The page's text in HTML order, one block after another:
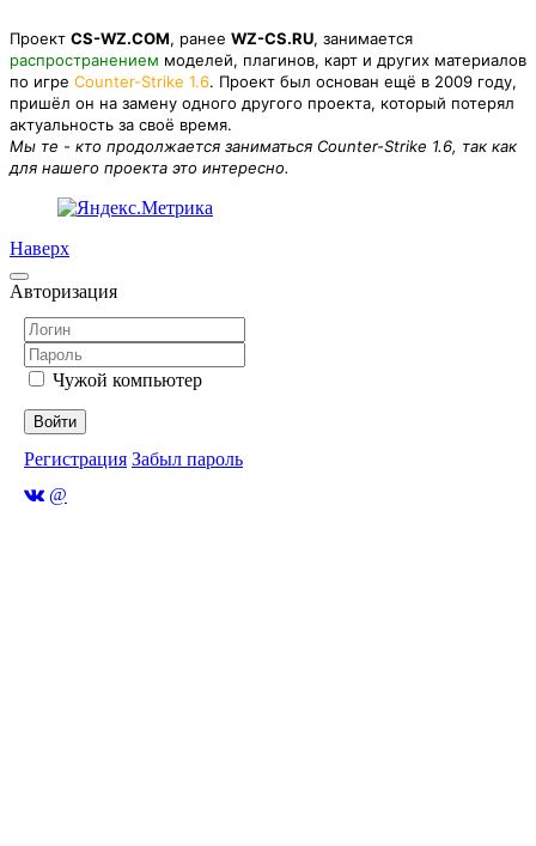
Проект CS-WZ.COM, ранее WZ-CS.RU, занимается
распространением моделей, плагинов, карт и других материалов
по игре Counter-Strike 1.6. Проект был основан ещё в 2009 году,
пришёл он на замену одного другого проекта, который потерял
актуальность за своё время.
Мы те - кто продолжается заниматься Counter-Strike 1.6, так как
для нашего проекта это интересно.
Наверх
Авторизация
Чужой компьютер
Войти
Регистрация Забыл пароль
@